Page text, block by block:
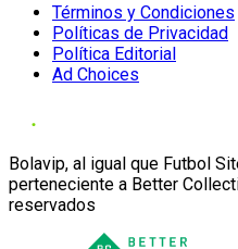
Términos y Condiciones
Políticas de Privacidad
Política Editorial
Ad Choices
Bolavip, al igual que Futbol
perteneciente a Better
reservados